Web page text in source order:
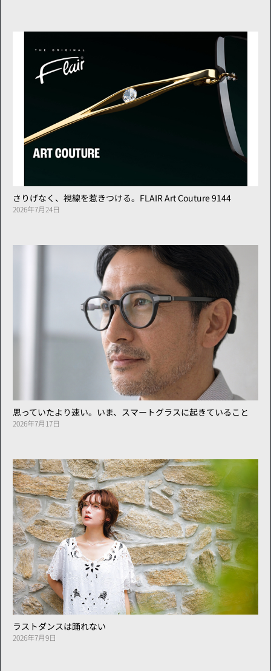
さりげなく、視線を惹きつける。FLAIR Art Couture 9144
2026年7月24日
思っていたより速い。いま、スマートグラスに起きていること
2026年7月17日
ラストダンスは踊れない
2026年7月9日